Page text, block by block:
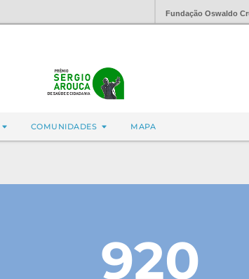
Fundação Oswaldo
COMUNIDADES MAPA
920